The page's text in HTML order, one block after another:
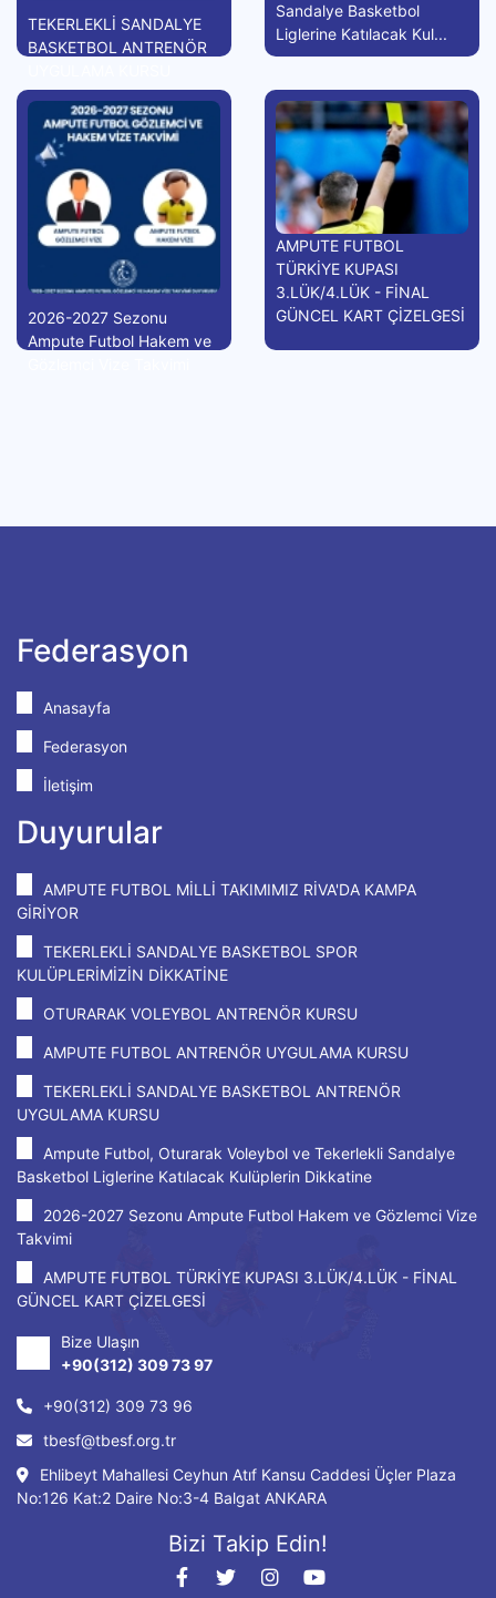
TEKERLEKLİ SANDALYE
BASKETBOL ANTRENÖR
Sandalye Basketbol
Liglerine Katılacak Kul...
2026-2027 Sezonu
Ampute Futbol Hakem ve
AMPUTE FUTBOL
TÜRKİYE KUPASI
3.LÜK/4.LÜK - FİNAL
GÜNCEL KART ÇİZELGESİ
Federasyon
Anasayfa
Federasyon
İletişim
Duyurular
AMPUTE FUTBOL MİLLİ TAKIMIMIZ RİVA'DA KAMPA
GİRİYOR
TEKERLEKLİ SANDALYE BASKETBOL SPOR
KULÜPLERİMİZİN DİKKATİNE
OTURARAK VOLEYBOL ANTRENÖR KURSU
AMPUTE FUTBOL ANTRENÖR UYGULAMA KURSU
TEKERLEKLİ SANDALYE BASKETBOL ANTRENÖR
UYGULAMA KURSU
Ampute Futbol, Oturarak Voleybol ve Tekerlekli Sandalye
Basketbol Liglerine Katılacak Kulüplerin Dikkatine
2026-2027 Sezonu Ampute Futbol Hakem ve Gözlemci Vize
Takvimi
AMPUTE FUTBOL TÜRKİYE KUPASI 3.LÜK/4.LÜK - FİNAL
GÜNCEL KART ÇİZELGESİ
Bize Ulaşın
+90(312) 309 73 97
+90(312) 309 73 96
tbesf@tbesf.org.tr
Ehlibeyt Mahallesi Ceyhun Atıf Kansu Caddesi Üçler Plaza
No:126 Kat:2 Daire No:3-4 Balgat ANKARA
Bizi Takip Edin!